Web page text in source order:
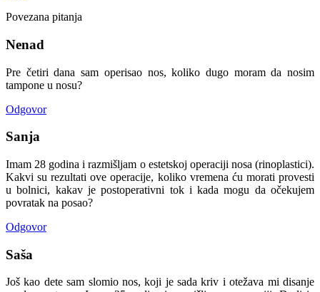
Povezana pitanja
Nenad
Pre četiri dana sam operisao nos, koliko dugo moram da nosim
tampone u nosu?
Odgovor
Sanja
Imam 28 godina i razmišljam o estetskoj operaciji nosa (rinoplastici).
Kakvi su rezultati ove operacije, koliko vremena ću morati provesti
u bolnici, kakav je postoperativni tok i kada mogu da očekujem
povratak na posao?
Odgovor
Saša
Još kao dete sam slomio nos, koji je sada kriv i otežava mi disanje